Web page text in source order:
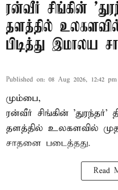
ரன்வீர் சிங்கின்
தளத்தில்
பிடித்து இமாலய
Published on: 08 Aug 2026, 12:42 pm
மும்பை,
ரன்வீர் சிங்கின் 'துரந்தர்'
தளத்தில் உலகளவில்
சாதனை படைத்தது.
Read